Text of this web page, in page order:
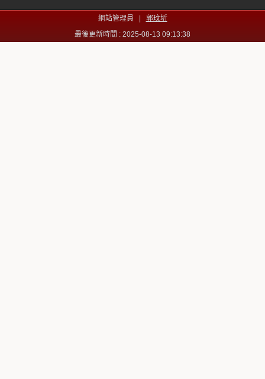
網站管理員 | 郭玟圻
最後更新時間 : 2025-08-13 09:13:38